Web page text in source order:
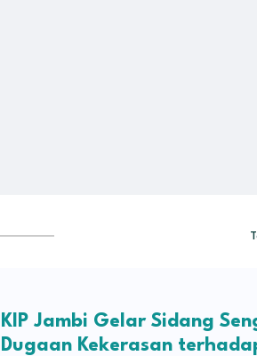
KIP Jambi Gelar Sidang
Dugaan Kekerasan